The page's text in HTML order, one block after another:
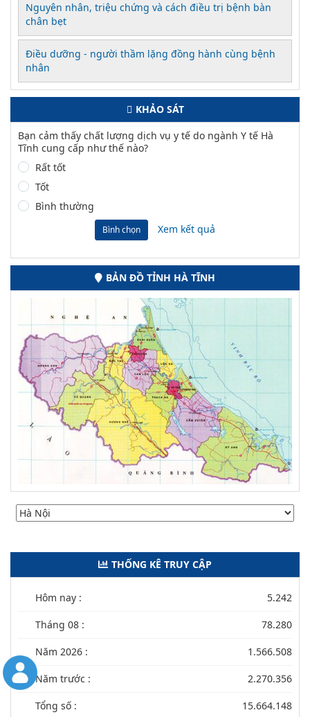
Nguyên nhân, triệu chứng và cách điều trị bệnh bàn
chân bẹt
Điều dưỡng - người thầm lặng đồng hành cùng bệnh
nhân
KHẢO SÁT
Bạn cảm thấy chất lượng dịch vụ y tế do ngành Y tế Hà
Tĩnh cung cấp như thế nào?
Rất tốt
Tốt
Bình thường
Bình chọn Xem kết quả
BẢN ĐỒ TỈNH HÀ TĨNH
THỐNG KÊ TRUY CẬP
Hôm nay : 5.242
Tháng 08 : 78.280
Năm 2026 : 1.566.508
Năm trước : 2.270.356
Tổng số : 15.664.148